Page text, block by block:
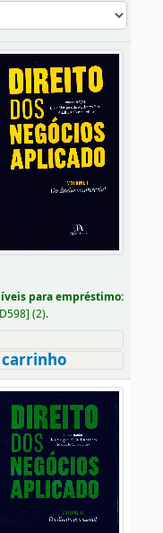
para empréstimo:
] (2).